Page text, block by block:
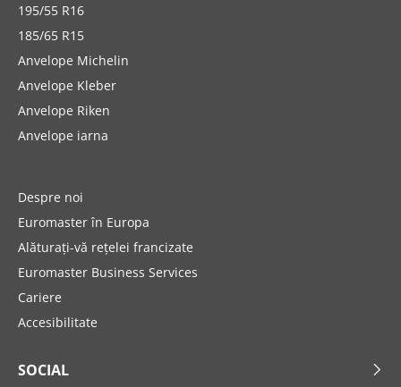
195/55 R16
185/65 R15
Anvelope Michelin
Anvelope Kleber
Anvelope Riken
Anvelope iarna
Despre noi
Euromaster în Europa
Alăturați-vă rețelei francizate
Euromaster Business Services
Cariere
Accesibilitate
SOCIAL